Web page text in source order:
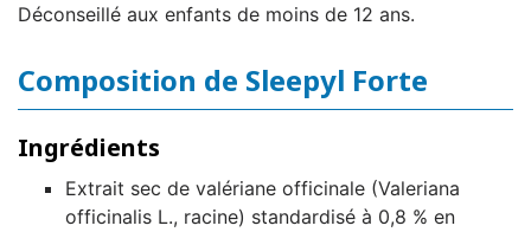
Déconseillé aux enfants de moins de 12 ans.
Composition de Sleepyl Forte
Ingrédients
Extrait sec de valériane officinale (Valeriana
officinalis L., racine) standardisé à 0,8 % en